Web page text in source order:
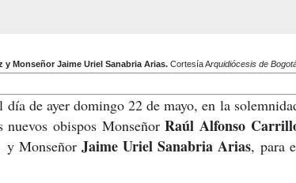
y Monseñor Jaime Uriel Sanabria Arias. Cortesía Arquidiócesis de
de ayer domingo 22 de mayo, en la
nuevos obispos MonseñorRaúl Alfonso
y Monseñor Jaime Uriel Sanabria Arias, para